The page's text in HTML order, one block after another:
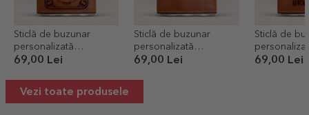
Sticlă de buzunar
personalizată
îmbrăcată în piele -
69,00 Lei
Sticlă de buzunar
personalizată
îmbrăcată în piele -
69,00 Lei
Sticlă de
îmbrăcată
69,00 Lei
Vezi toate produsele